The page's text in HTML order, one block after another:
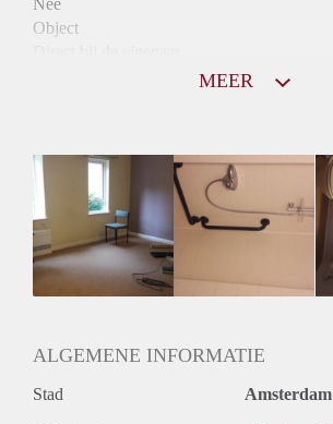
Nee
Object
Huurtoeslag
Niet mogelijk
Inkomen eis
N.V.T.
Huurtermijn
Onbepaalde termijn
MEER
ALGEMENE INFORMATIE
Stad Amsterdam